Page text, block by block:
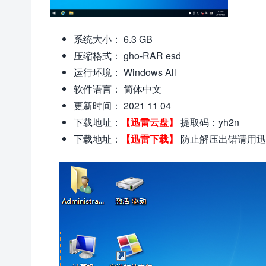
系统大小： 6.3 GB
压缩格式： gho-RAR esd
运行环境： Windows All
软件语言： 简体中文
更新时间： 2021 11 04
下载地址：
【迅雷云盘】 提取码：yh2n
下载地址：
【迅雷下载】 防止解压出错请用